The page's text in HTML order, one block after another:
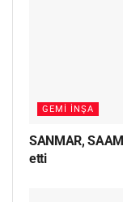
GEMI İNŞA
SANMAR,
etti